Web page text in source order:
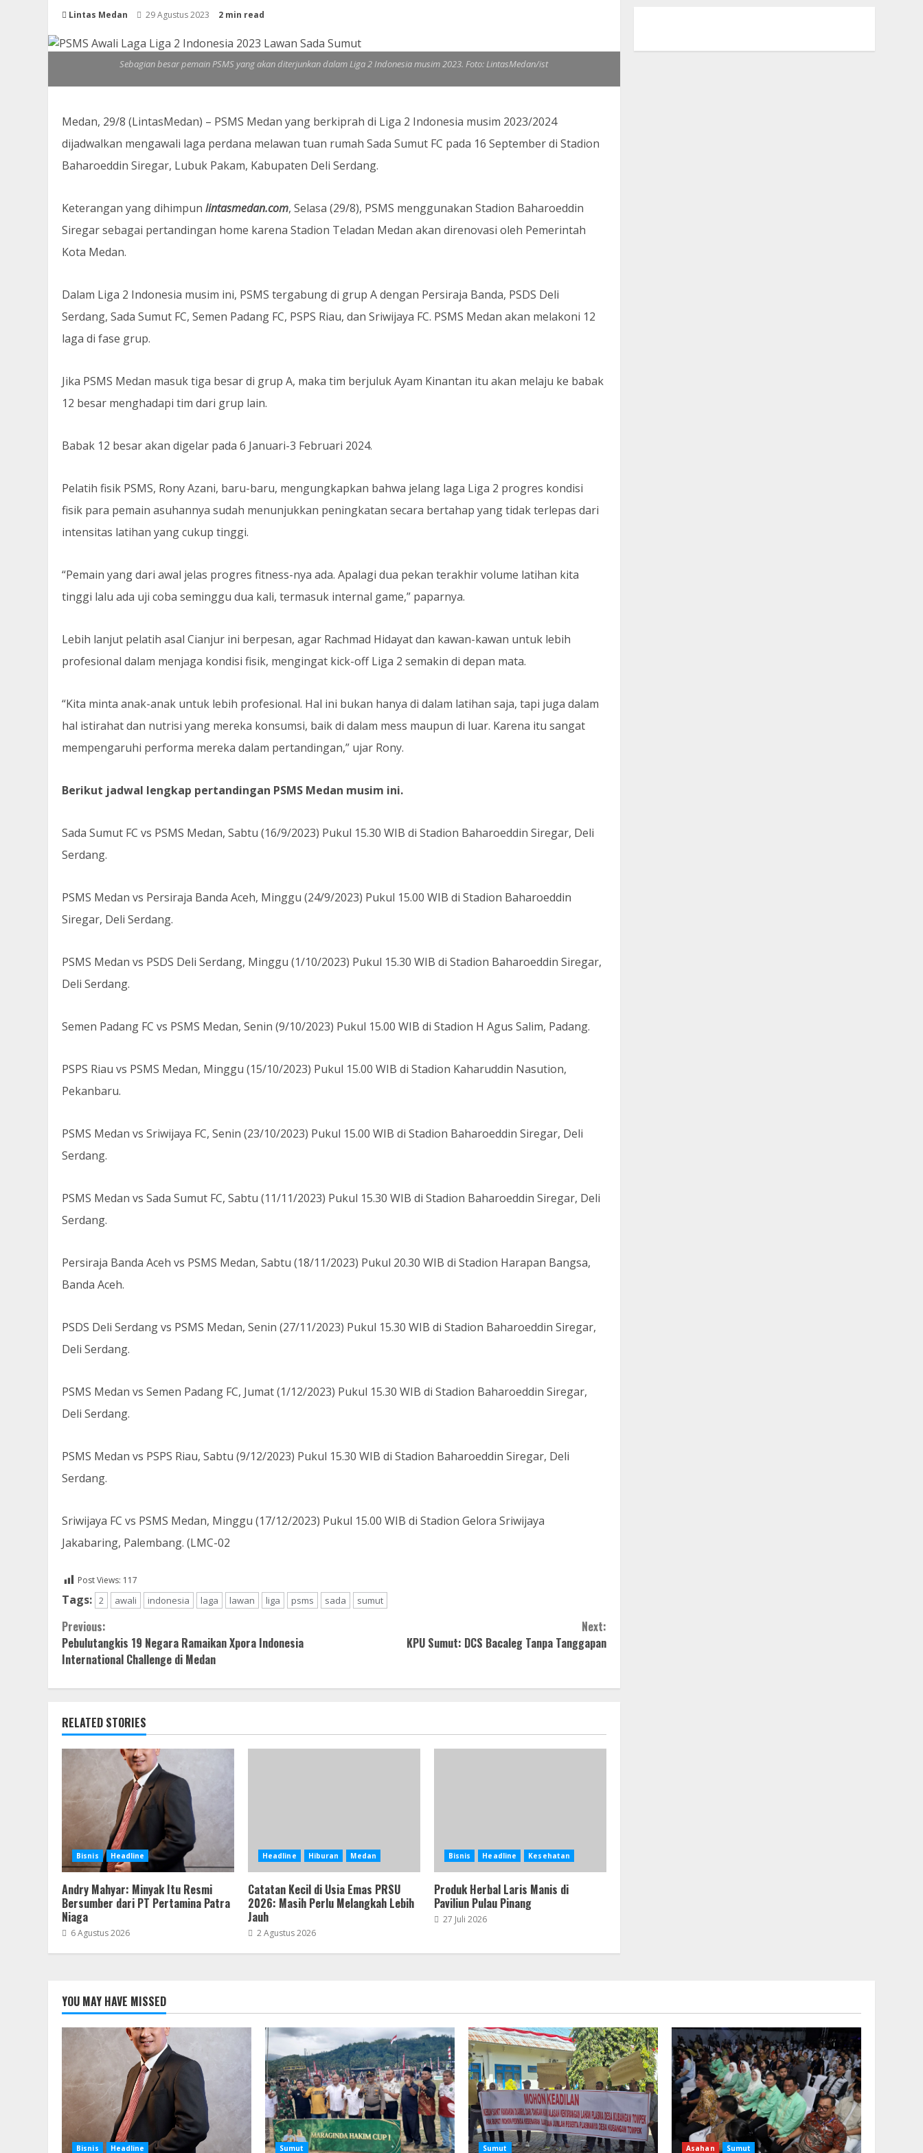
Lintas Medan 29 Agustus 2023 2 min read
Sebagian besar pemain PSMS yang akan diterjunkan dalam Liga 2 Indonesia musim 2023. Foto: LintasMedan/ist
Medan, 29/8 (LintasMedan) – PSMS Medan yang berkiprah di Liga 2 Indonesia musim 2023/2024
dijadwalkan mengawali laga perdana melawan tuan rumah Sada Sumut FC pada 16 September di Stadion
Baharoeddin Siregar, Lubuk Pakam, Kabupaten Deli Serdang.
Keterangan yang dihimpun lintasmedan.com, Selasa (29/8), PSMS menggunakan Stadion Baharoeddin
Siregar sebagai pertandingan home karena Stadion Teladan Medan akan direnovasi oleh Pemerintah
Kota Medan.
Dalam Liga 2 Indonesia musim ini, PSMS tergabung di grup A dengan Persiraja Banda, PSDS Deli
Serdang, Sada Sumut FC, Semen Padang FC, PSPS Riau, dan Sriwijaya FC. PSMS Medan akan melakoni 12
laga di fase grup.
Jika PSMS Medan masuk tiga besar di grup A, maka tim berjuluk Ayam Kinantan itu akan melaju ke babak
12 besar menghadapi tim dari grup lain.
Babak 12 besar akan digelar pada 6 Januari-3 Februari 2024.
Pelatih fisik PSMS, Rony Azani, baru-baru, mengungkapkan bahwa jelang laga Liga 2 progres kondisi
fisik para pemain asuhannya sudah menunjukkan peningkatan secara bertahap yang tidak terlepas dari
intensitas latihan yang cukup tinggi.
“Pemain yang dari awal jelas progres fitness-nya ada. Apalagi dua pekan terakhir volume latihan kita
tinggi lalu ada uji coba seminggu dua kali, termasuk internal game,” paparnya.
Lebih lanjut pelatih asal Cianjur ini berpesan, agar Rachmad Hidayat dan kawan-kawan untuk lebih
profesional dalam menjaga kondisi fisik, mengingat kick-off Liga 2 semakin di depan mata.
“Kita minta anak-anak untuk lebih profesional. Hal ini bukan hanya di dalam latihan saja, tapi juga dalam
hal istirahat dan nutrisi yang mereka konsumsi, baik di dalam mess maupun di luar. Karena itu sangat
mempengaruhi performa mereka dalam pertandingan,” ujar Rony.
Berikut jadwal lengkap pertandingan PSMS Medan musim ini.
Sada Sumut FC vs PSMS Medan, Sabtu (16/9/2023) Pukul 15.30 WIB di Stadion Baharoeddin Siregar, Deli
Serdang.
PSMS Medan vs Persiraja Banda Aceh, Minggu (24/9/2023) Pukul 15.00 WIB di Stadion Baharoeddin
Siregar, Deli Serdang.
PSMS Medan vs PSDS Deli Serdang, Minggu (1/10/2023) Pukul 15.30 WIB di Stadion Baharoeddin Siregar,
Deli Serdang.
Semen Padang FC vs PSMS Medan, Senin (9/10/2023) Pukul 15.00 WIB di Stadion H Agus Salim, Padang.
PSPS Riau vs PSMS Medan, Minggu (15/10/2023) Pukul 15.00 WIB di Stadion Kaharuddin Nasution,
Pekanbaru.
PSMS Medan vs Sriwijaya FC, Senin (23/10/2023) Pukul 15.00 WIB di Stadion Baharoeddin Siregar, Deli
Serdang.
PSMS Medan vs Sada Sumut FC, Sabtu (11/11/2023) Pukul 15.30 WIB di Stadion Baharoeddin Siregar, Deli
Serdang.
Persiraja Banda Aceh vs PSMS Medan, Sabtu (18/11/2023) Pukul 20.30 WIB di Stadion Harapan Bangsa,
Banda Aceh.
PSDS Deli Serdang vs PSMS Medan, Senin (27/11/2023) Pukul 15.30 WIB di Stadion Baharoeddin Siregar,
Deli Serdang.
PSMS Medan vs Semen Padang FC, Jumat (1/12/2023) Pukul 15.30 WIB di Stadion Baharoeddin Siregar,
Deli Serdang.
PSMS Medan vs PSPS Riau, Sabtu (9/12/2023) Pukul 15.30 WIB di Stadion Baharoeddin Siregar, Deli
Serdang.
Sriwijaya FC vs PSMS Medan, Minggu (17/12/2023) Pukul 15.00 WIB di Stadion Gelora Sriwijaya
Jakabaring, Palembang. (LMC-02
Post Views: 117
Tags: 2 awali indonesia laga lawan liga psms sada sumut
Continue
Reading
Previous:
Pebulutangkis 19 Negara Ramaikan Xpora Indonesia
International Challenge di Medan
Next:
KPU Sumut: DCS Bacaleg Tanpa Tanggapan
RELATED STORIES
Bisnis Headline
Andry Mahyar: Minyak Itu Resmi
Bersumber dari PT Pertamina Patra
Niaga
6 Agustus 2026
Headline Hiburan Medan
Catatan Kecil di Usia Emas PRSU
2026: Masih Perlu Melangkah Lebih
Jauh
2 Agustus 2026
Bisnis Headline Kesehatan
Produk Herbal Laris Manis di
Paviliun Pulau Pinang
27 Juli 2026
YOU MAY HAVE MISSED
Bisnis Headline Sumut Sumut Asahan Sumut